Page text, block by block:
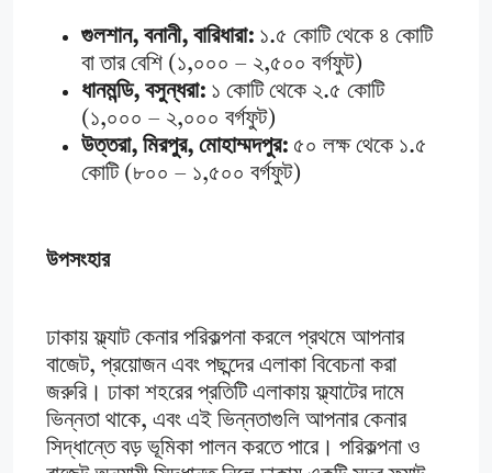
গুলশান, বনানী, বারিধারা: ১.৫ কোটি থেকে ৪ কোটি
বা তার বেশি (১,০০০ – ২,৫০০ বর্গফুট)
ধানমন্ডি, বসুন্ধরা: ১ কোটি থেকে ২.৫ কোটি
(১,০০০ – ২,০০০ বর্গফুট)
উত্তরা, মিরপুর, মোহাম্মদপুর: ৫০ লক্ষ থেকে ১.৫
কোটি (৮০০ – ১,৫০০ বর্গফুট)
উপসংহার
ঢাকায় ফ্ল্যাট কেনার পরিকল্পনা করলে প্রথমে আপনার
বাজেট, প্রয়োজন এবং পছন্দের এলাকা বিবেচনা করা
জরুরি। ঢাকা শহরের প্রতিটি এলাকায় ফ্ল্যাটের দামে
ভিন্নতা থাকে, এবং এই ভিন্নতাগুলি আপনার কেনার
সিদ্ধান্তে বড় ভূমিকা পালন করতে পারে। পরিকল্পনা ও